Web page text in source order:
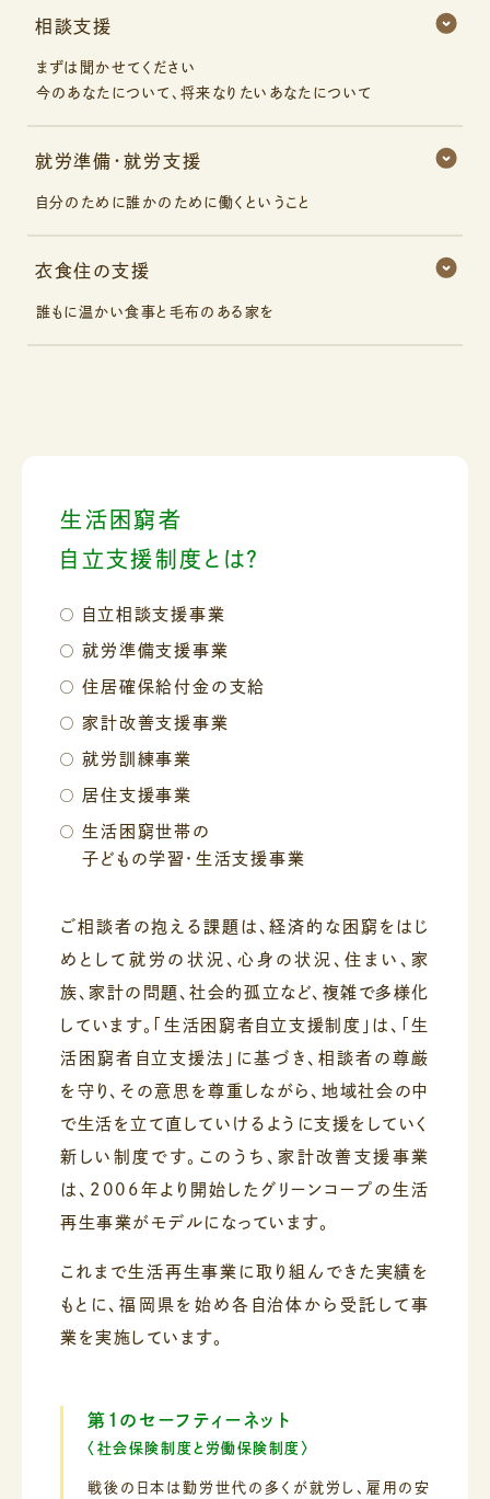
相談支援
まずは聞かせてください
今のあなたについて 、 将来なりたいあなたについて
就労準備 ・就労支援
自分のために誰かのために働くということ
衣食住の支援
誰もに温かい食事と 毛布のある家を
生活困窮者
自立支援制度とは？
自立相談支援事業
就労準備支援事業
住居確保給付金の支給
家計改善支援事業
就労訓練事業
居住支援事業
生活困窮世帯の
子どもの学習 ・ 生活支援事業
ご相談者の抱える課題は、経済的な困窮をはじ
めとして就労の状況、心身の状況、住まい、家
族、家計の問題、社会的孤立など、複雑で多様化
しています。「生活困窮者自立支援制度」は、「生
活困窮者自立支援法」に基づき、相談者の尊厳
を守り、その意思を尊重しながら、地域社会の中
で生活を立て直していけるように支援をしていく
新しい制度です。このうち、家計改善支援事業
は、2006年より開始したグリーンコープの生活
再生事業がモデルになっています。
これまで生活再生事業に取り組んできた実績を
もとに、福岡県を始め各自治体から受託して事
業を実施しています。
第1のセーフティーネット
〈社会保険制度と労働保険制度〉
戦後の日本は勤労世代の多くが就労し、雇用の安